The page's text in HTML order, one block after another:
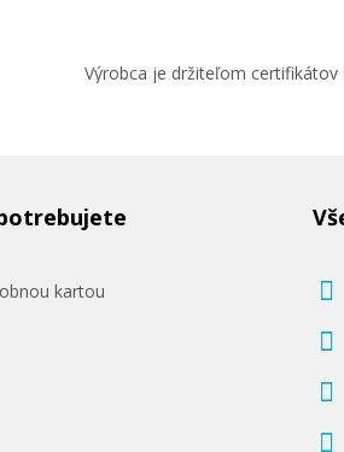
Pridať do košíka
250 g/m², lesklý (Q8691A)
Výrobca je držiteľom certifikátov
kartou